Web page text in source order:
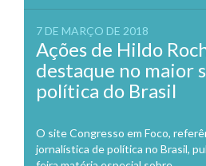
7 DE MARÇO DE 2018
Ações de Hildo
destaque no maior
política do Brasil
O site Congresso em Foco,
jornalística de política no Brasil,